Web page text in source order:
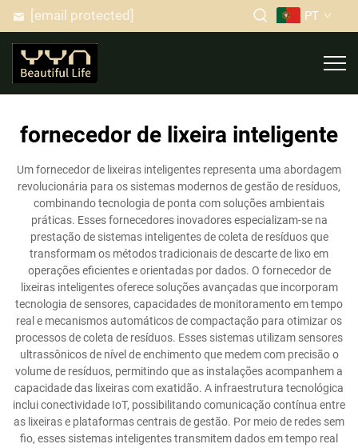
[email protected] PT
fornecedor de lixeira inteligente
Um fornecedor de lixeiras inteligentes representa uma abordagem
revolucionária para os sistemas modernos de gestão de resíduos,
combinando tecnologia de ponta com soluções ambientais
práticas. Esses fornecedores inovadores especializam-se na
prestação de sistemas inteligentes de coleta de resíduos que
transformam os métodos tradicionais de descarte de lixo em
operações eficientes e orientadas por dados. O fornecedor de
lixeiras inteligentes oferece soluções avançadas que incorporam
tecnologia de sensores, capacidades de monitoramento em tempo
real e mecanismos automáticos de compactação para otimizar os
processos de coleta de resíduos. Esses sistemas utilizam sensores
ultrassônicos de nível de enchimento que medem com precisão o
volume de resíduos, permitindo que as instalações acompanhem a
capacidade das lixeiras com exatidão. A infraestrutura tecnológica
inclui conectividade IoT, possibilitando comunicação contínua entre
as lixeiras e plataformas centrais de gestão. Por meio de redes sem
fio, esses sistemas inteligentes transmitem dados em tempo real